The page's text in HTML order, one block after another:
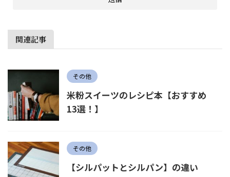
関連記事
その他
米粉スイーツのレシピ本【おすすめ
13選！】
その他
【シルパットとシルパン】の違い